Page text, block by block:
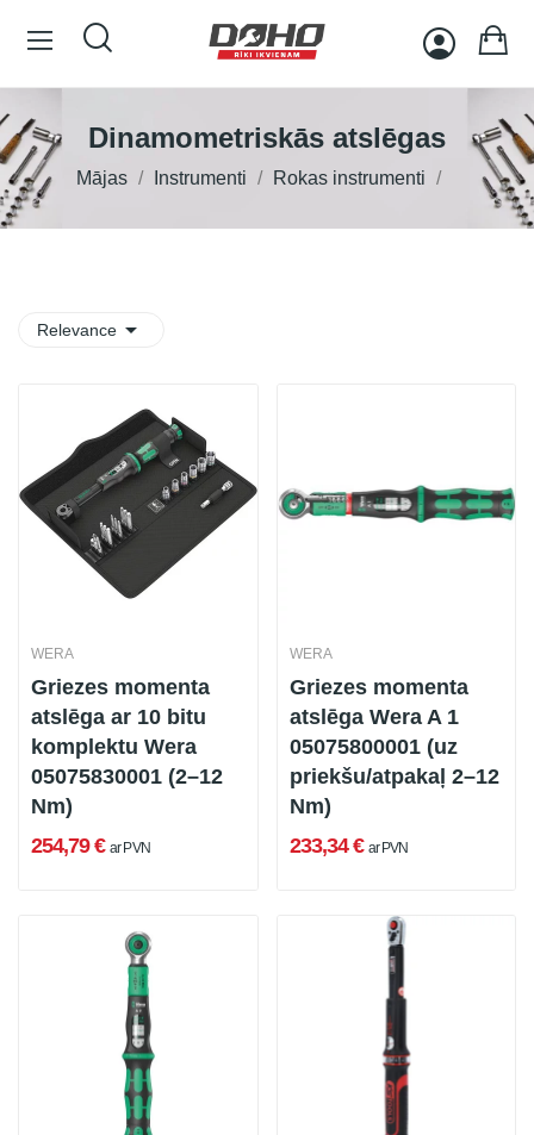
Dinamometriskās atslēgas
Mājas Instrumenti Rokas instrumenti
Relevance 
WERA
Griezes momenta
atslēga ar 10 bitu
komplektu Wera
05075830001 (2–12
Nm)
254,79 € ar PVN
WERA
Griezes momenta
atslēga Wera A 1
05075800001 (uz
priekšu/atpakaļ 2–12
Nm)
233,34 € ar PVN